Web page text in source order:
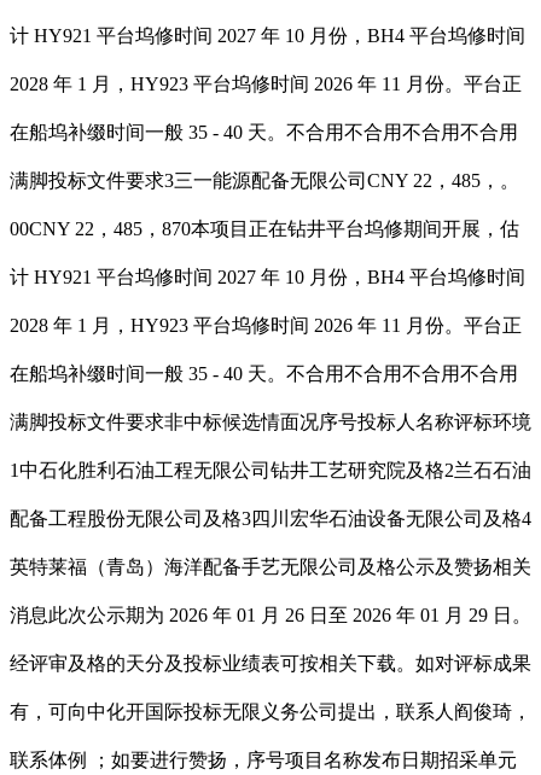
计 HY921 平台坞修时间 2027 年 10 月份，BH4 平台坞修时间
2028 年 1 月，HY923 平台坞修时间 2026 年 11 月份。平台正
在船坞补缀时间一般 35 - 40 天。不合用不合用不合用不合用
满脚投标文件要求3三一能源配备无限公司CNY 22，485，。
00CNY 22，485，870本项目正在钻井平台坞修期间开展，估
计 HY921 平台坞修时间 2027 年 10 月份，BH4 平台坞修时间
2028 年 1 月，HY923 平台坞修时间 2026 年 11 月份。平台正
在船坞补缀时间一般 35 - 40 天。不合用不合用不合用不合用
满脚投标文件要求非中标候选情面况序号投标人名称评标环境
1中石化胜利石油工程无限公司钻井工艺研究院及格2兰石石油
配备工程股份无限公司及格3四川宏华石油设备无限公司及格4
英特莱福（青岛）海洋配备手艺无限公司及格公示及赞扬相关
消息此次公示期为 2026 年 01 月 26 日至 2026 年 01 月 29 日。
经评审及格的天分及投标业绩表可按相关下载。如对评标成果
有，可向中化开国际投标无限义务公司提出，联系人阎俊琦，
联系体例 ；如要进行赞扬，序号项目名称发布日期招采单元